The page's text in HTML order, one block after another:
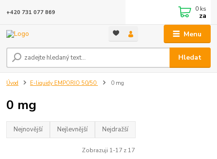
Menu
Hledat
+420 731 077 869 0 ks
za
Úvod E-liquidy EMPORIO 50/50 0 mg
0 mg
Nejnovější Nejlevnější Nejdražší
Zobrazuji 1-17 z 17